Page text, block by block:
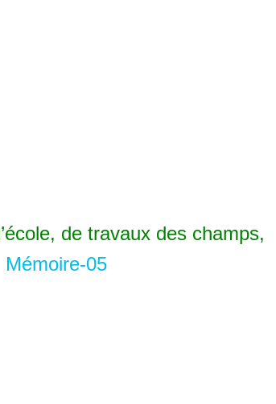
de travaux des champs,